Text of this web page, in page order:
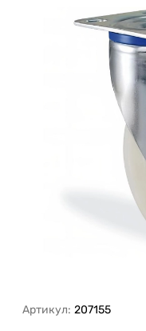
Артикул: 207155